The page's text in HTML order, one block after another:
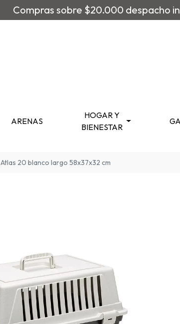
Compras sobre $20.000 despacho
ARENAS
HOGAR Y
BIENESTAR
Atlas 20 blanco largo 58x37x32 cm